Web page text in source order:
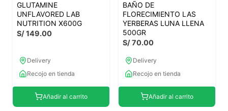
GLUTAMINE
UNFLAVORED LAB
NUTRITION X600G
S/149.00
Delivery
Recojo en tienda
Añadir al carrito
BAÑO DE
FLORECIMIENTO LAS
YERBERAS LUNA LLENA
500GR
S/70.00
Delivery
Recojo en tienda
Añadir al carrito